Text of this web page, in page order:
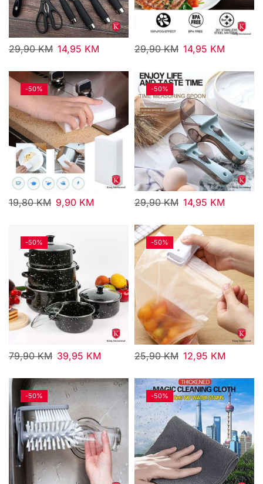
29,90KM 14,95 KM 29,90KM 14,95 KM
-50%
19,80KM 9,90 KM
-50%
29,90KM 14,95 KM
-50%
79,90KM 39,95 KM
-50%
25,90KM 12,95 KM
-50% -50%